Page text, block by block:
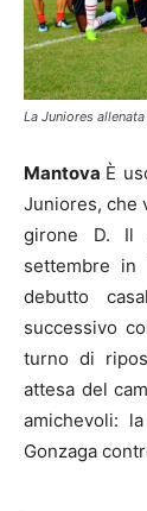
La Juniores
Mantova È
Juniores, che
girone D. Il
settembre
debutto
successivo
turno di
attesa del
amichevoli:
Gonzaga